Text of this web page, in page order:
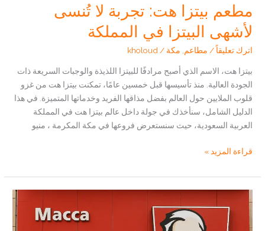
مطعم بيتزا هت: تجربة لا تُنسى
لأشهى البيتزا في المملكة
اترك تعليقاً / مطاعم, مكة /
kholoud
بيتزا هت، الاسم الذي أصبح مرادفًا للبيتزا اللذيذة والوجبات السريعة ذات
الجودة العالية. منذ تأسيسها قبل خمسين عامًا، تمكنت بيتزا هت من غزو
قلوب الملايين حول العالم بفضل مذاقها الفريد وخدماتها المتميزة. في هذا
الدليل الشامل، سنأخذك في جولة داخل عالم بيتزا هت في المملكة
العربية السعودية، حيث سنستعرض فروعها في مكة المكرمة ، منيو
مطعم
هت:
تجربة
لا
تُنسى
قراءة المزيد »